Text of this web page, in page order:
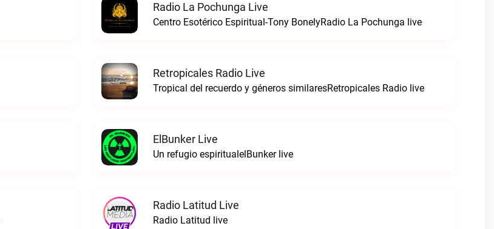
Radio La Pochunga Live
Centro Esotérico Espiritual-Tony BonelyRadio La Pochunga live
Retropicales Radio Live
Tropical del recuerdo y géneros similaresRetropicales Radio live
ElBunker Live
Un refugio espiritualelBunker live
Radio Latitud Live
Radio Latitud live